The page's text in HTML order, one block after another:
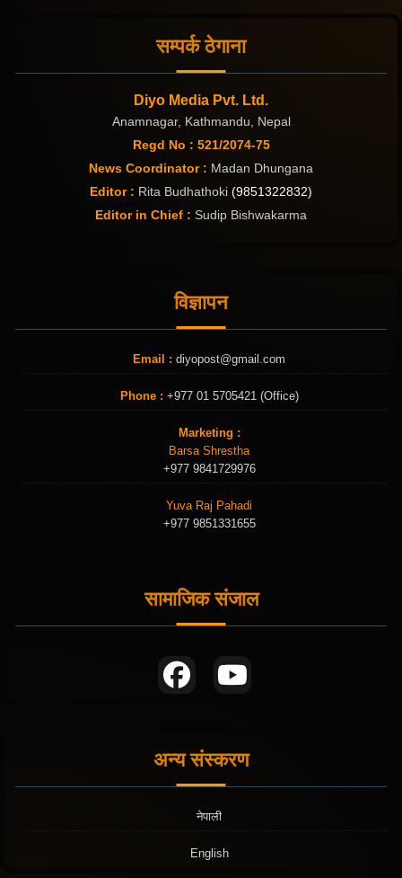
सम्पर्क ठेगाना
Diyo Media Pvt. Ltd.
Anamnagar, Kathmandu, Nepal
Regd No : 521/2074-75
News Coordinator : Madan Dhungana
Editor : Rita Budhathoki (9851322832)
Editor in Chief : Sudip Bishwakarma
विज्ञापन
Email : diyopost@gmail.com
Phone : +977 01 5705421 (Office)
Marketing :
Barsa Shrestha
+977 9841729976
Yuva Raj Pahadi
+977 9851331655
सामाजिक संजाल
अन्य संस्करण
नेपाली
English